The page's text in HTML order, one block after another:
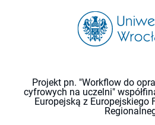
Projekt pn. "Workflow do
cyfrowych na uczelni"
Europejską z Europejskiego